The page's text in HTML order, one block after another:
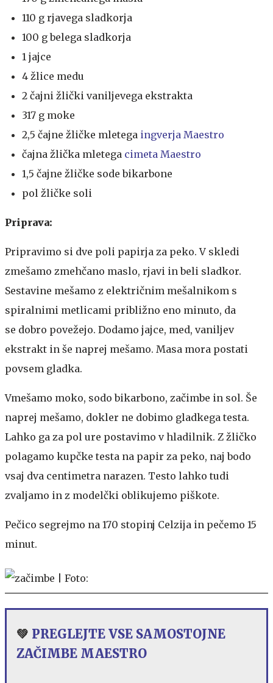
110 g rjavega sladkorja
100 g belega sladkorja
1 jajce
4 žlice medu
2 čajni žlički vaniljevega ekstrakta
317 g moke
2,5 čajne žličke mletega ingverja Maestro
čajna žlička mletega cimeta Maestro
1,5 čajne žličke sode bikarbone
pol žličke soli
Priprava:
Pripravimo si dve poli papirja za peko. V skledi
zmešamo zmehčano maslo, rjavi in beli sladkor.
Sestavine mešamo z električnim mešalnikom s
spiralnimi metlicami približno eno minuto, da
se dobro povežejo. Dodamo jajce, med, vaniljev
ekstrakt in še naprej mešamo. Masa mora postati
povsem gladka.
Vmešamo moko, sodo bikarbono, začimbe in sol. Še
naprej mešamo, dokler ne dobimo gladkega testa.
Lahko ga za pol ure postavimo v hladilnik. Z žličko
polagamo kupčke testa na papir za peko, naj bodo
vsaj dva centimetra narazen. Testo lahko tudi
zvaljamo in z modelčki oblikujemo piškote.
Pečico segrejmo na 170 stopinj Celzija in pečemo 15
minut.
💚 PREGLEJTE VSE SAMOSTOJNE
ZAČIMBE MAESTRO